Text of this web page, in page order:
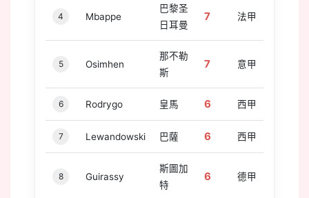
4 Mbappe
巴黎圣
日耳曼
7 法甲
5 Osimhen
那不勒
斯
7 意甲
6 Rodrygo 皇馬 6 西甲
7 Lewandowski 巴薩 6 西甲
8 Guirassy
斯圖加
特
6 德甲